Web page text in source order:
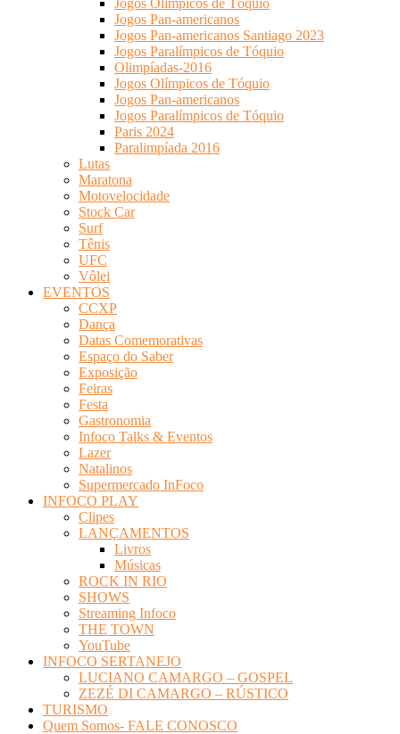
Jogos Olímpicos de Tóquio
Jogos Pan-americanos
Jogos Pan-americanos Santiago 2023
Jogos Paralímpicos de Tóquio
Olimpíadas-2016
Jogos Olímpicos de Tóquio
Jogos Pan-americanos
Jogos Paralímpicos de Tóquio
Paris 2024
Paralimpíada 2016
Lutas
Maratona
Motovelocidade
Stock Car
Surf
Tênis
UFC
Vôlei
EVENTOS
CCXP
Dança
Datas Comemorativas
Espaço do Saber
Exposição
Feiras
Festa
Gastronomia
Infoco Talks & Eventos
Lazer
Natalinos
Supermercado InFoco
INFOCO PLAY
Clipes
LANÇAMENTOS
Livros
Músicas
ROCK IN RIO
SHOWS
Streaming Infoco
THE TOWN
YouTube
INFOCO SERTANEJO
LUCIANO CAMARGO – GOSPEL
ZEZÉ DI CAMARGO – RÚSTICO
TURISMO
Quem Somos- FALE CONOSCO